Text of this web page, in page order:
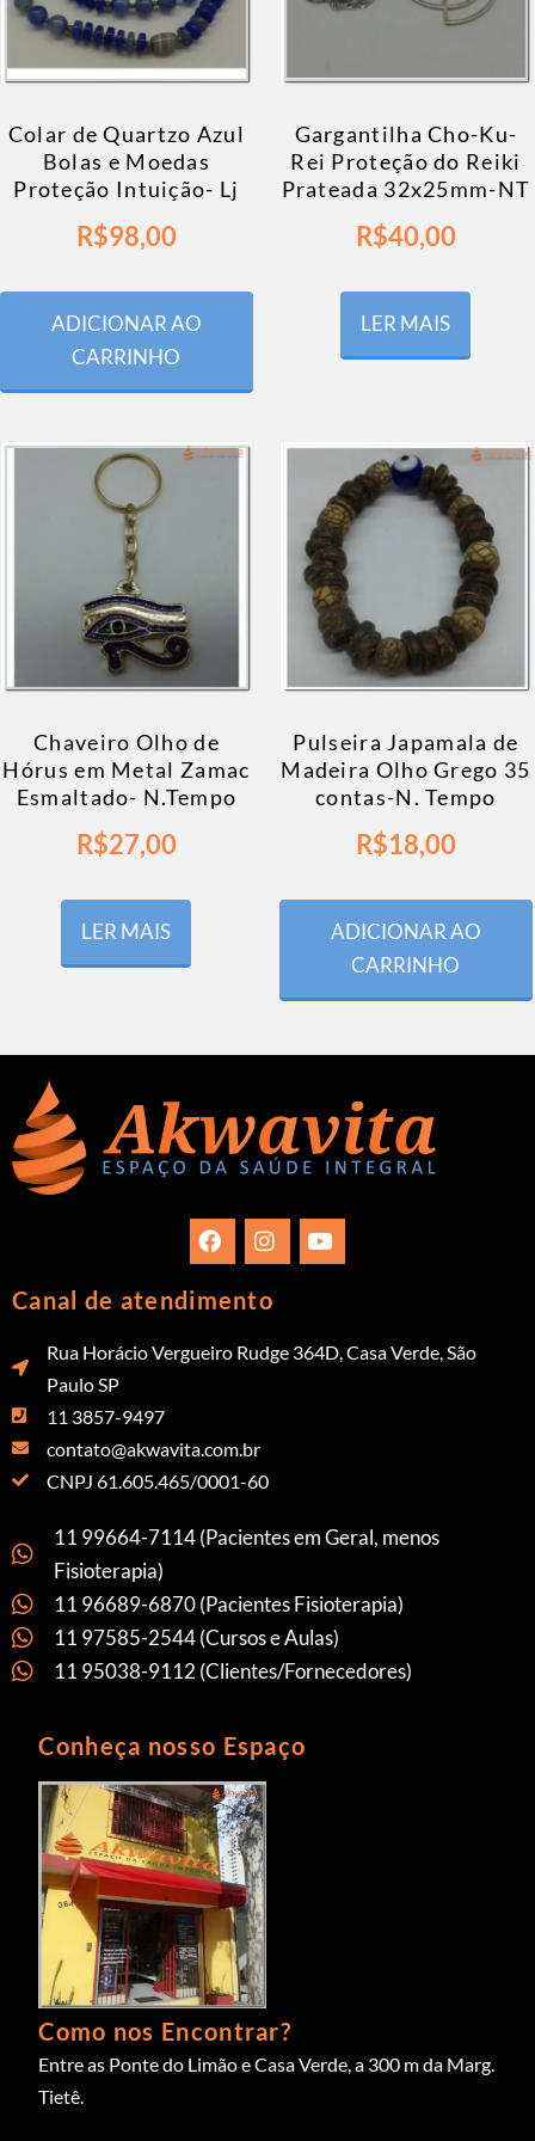
Colar de Quartzo Azul
Bolas e Moedas
Proteção Intuição- Lj
R$98,00
ADICIONAR AO
CARRINHO
Gargantilha Cho-Ku-
Rei Proteção do Reiki
Prateada 32x25mm-NT
R$40,00
LER MAIS
Chaveiro Olho de
Hórus em Metal Zamac
Esmaltado- N.Tempo
R$27,00
LER MAIS
Pulseira Japamala de
Madeira Olho Grego 35
contas-N. Tempo
R$18,00
ADICIONAR AO
CARRINHO
Canal de atendimento
Rua Horácio Vergueiro Rudge 364D, Casa Verde, São
Paulo SP
11 3857-9497
contato@akwavita.com.br
CNPJ 61.605.465/0001-60
11 99664-7114 (Pacientes em Geral, menos
Fisioterapia)
11 96689-6870 (Pacientes Fisioterapia)
11 97585-2544 (Cursos e Aulas)
11 95038-9112 (Clientes/Fornecedores)
Conheça nosso Espaço
Como nos Encontrar?
Entre as Ponte do Limão e Casa Verde, a 300 m da Marg.
Tietê.